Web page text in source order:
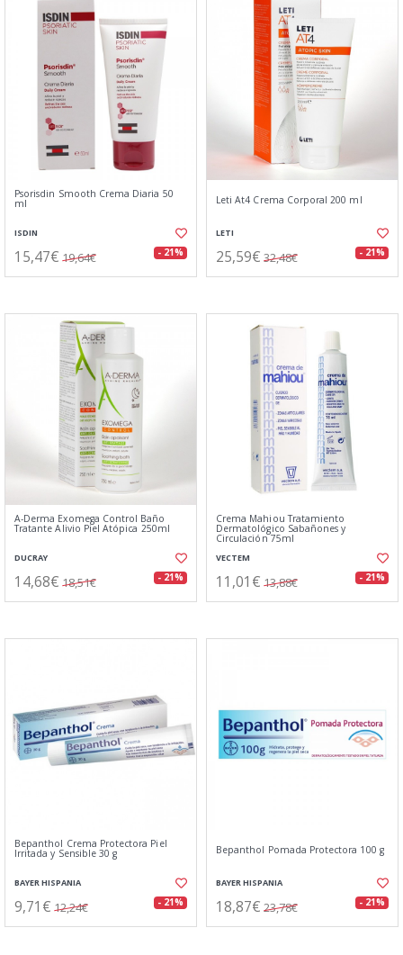
Psorisdin Smooth Crema Diaria 50
ml
ISDIN
15,47€ 19,64€ - 21%
Leti At4 Crema Corporal 200 ml
LETI
25,59€ 32,48€ - 21%
A-Derma Exomega Control Baño
Tratante Alivio Piel Atópica 250ml
DUCRAY
14,68€ 18,51€ - 21%
Crema Mahiou Tratamiento
Dermatológico Sabañones y
Circulación 75ml
VECTEM
11,01€ 13,88€ - 21%
Bepanthol Crema Protectora Piel
Irritada y Sensible 30 g
BAYER HISPANIA
9,71€ 12,24€ - 21%
Bepanthol Pomada Protectora 100 g
BAYER HISPANIA
18,87€ 23,78€ - 21%